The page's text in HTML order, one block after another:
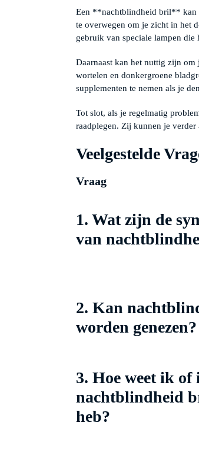
Een **nachtblindheid bril** kan
te overwegen om je zicht in het
gebruik van speciale lampen
Daarnaast kan het nuttig zijn
wortelen en donkergroene
supplementen te nemen als je
Tot slot, als je regelmatig
raadplegen. Zij kunnen je
Veelgestelde
Vraag
1. Wat zijn de
van
2. Kan
worden genezen?
3. Hoe weet ik of
nachtblindheid
heb?